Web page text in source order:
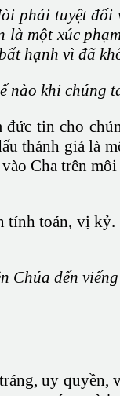
phải tuyệt
một xúc
hạnh vì đã
nào khi chúng
đức tin cho
thánh giá là
Cha trên
tính toán, vị
Chúa đến
uy quyền,